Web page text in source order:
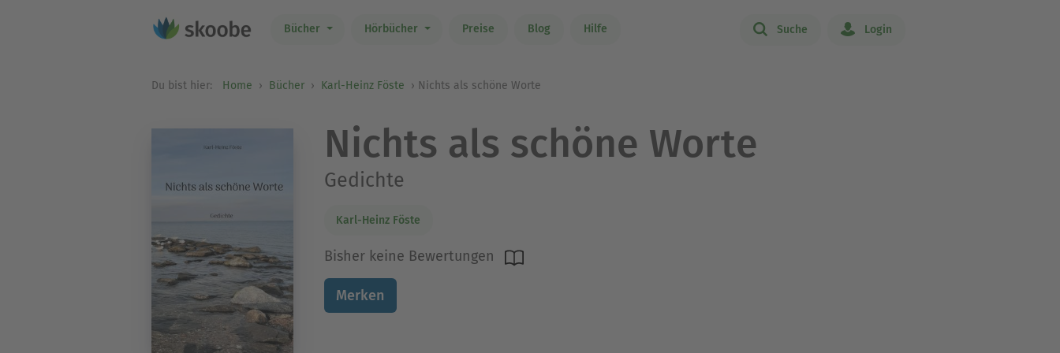
Bücher Hörbücher Preise Blog Hilfe Suche Login
Du bist hier: Home Bücher Karl-Heinz Föste Nichts als schöne Worte
Nichts als schöne Worte
Gedichte
Karl-Heinz Föste
Bisher keine Bewertungen
Merken